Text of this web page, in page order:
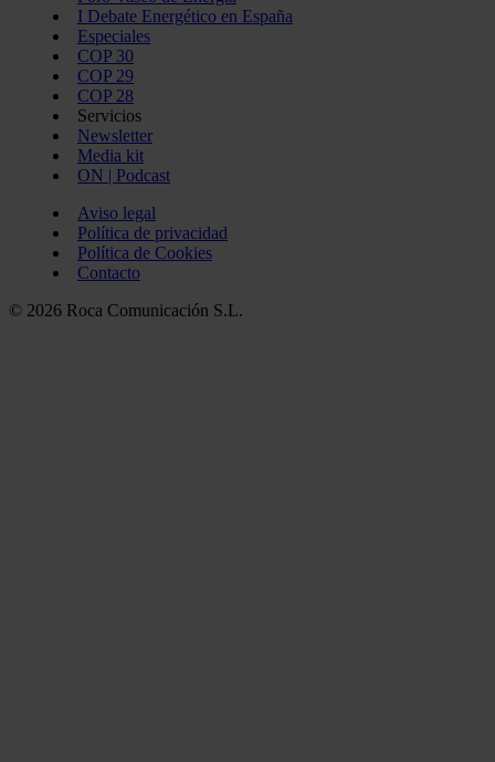
I Debate Energético en España
Especiales
COP 30
COP 29
COP 28
Servicios
Newsletter
Media kit
ON | Podcast
Aviso legal
Política de privacidad
Política de Cookies
Contacto
© 2026 Roca Comunicación S.L.